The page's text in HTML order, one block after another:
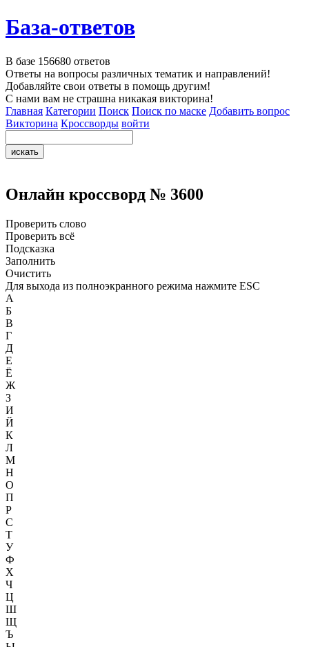
База-ответов
В базе 156680 ответов
Ответы на вопросы различных тематик и направлений!
Добавляйте свои ответы в помощь другим!
С нами вам не страшна никакая викторина!
Главная Категории Поиск Поиск по маске Добавить вопрос
Викторина Кроссворды войти
Онлайн кроссворд № 3600
Проверить слово
Проверить всё
Подсказка
Заполнить
Очистить
Для выхода из полноэкранного режима нажмите ESC
А
Б
В
Г
Д
Е
Ё
Ж
З
И
Й
К
Л
М
Н
О
П
Р
С
Т
У
Ф
Х
Ч
Ц
Ш
Щ
Ъ